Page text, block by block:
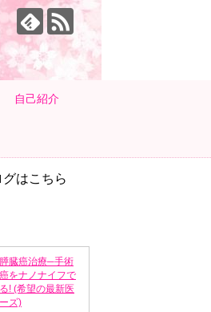
自己紹介
はこちら
臓癌治療─手術
をナノナイフで
! (希望の最新医
ズ)